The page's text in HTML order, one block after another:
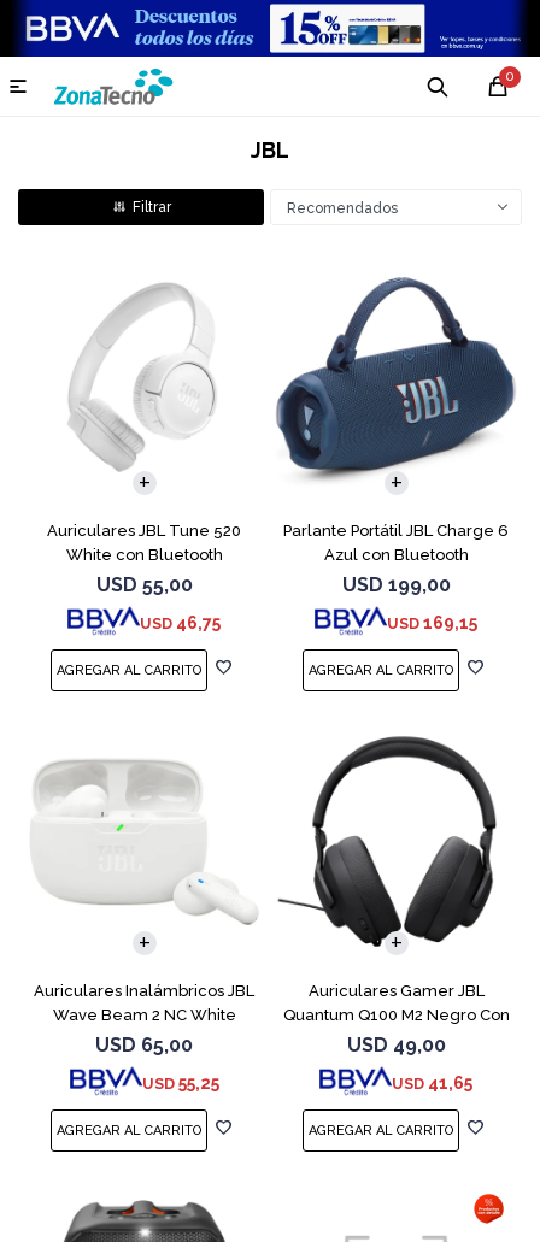
0

JBL
Recomendados
Auriculares JBL Tune 520
White con Bluetooth
USD 55,00
USD 46,75
Parlante Portátil JBL Charge 6
Azul con Bluetooth
USD 199,00
USD 169,15
Auriculares Inalámbricos JBL
Wave Beam 2 NC White
USD 65,00
USD 55,25
Auriculares Gamer JBL
Quantum Q100 M2 Negro Con
Micrófono
USD 49,00
USD 41,65